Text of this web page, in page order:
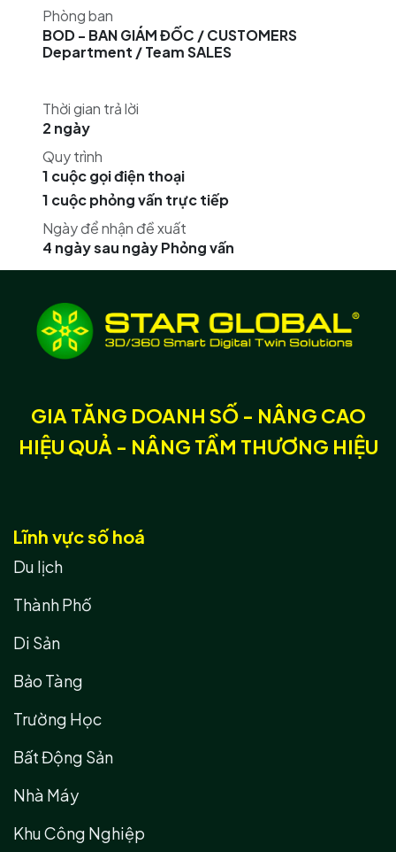
Phòng ban
BOD - BAN GIÁM ĐỐC / CUSTOMERS
Department / Team SALES
Thời gian trả lời
2 ngày
Quy trình
1 cuộc gọi điện thoại
1 cuộc phỏng vấn trực tiếp
Ngày để nhận đề xuất
4 ngày sau ngày Phỏng vấn
GIA TĂNG DOANH SỐ - NÂNG CAO
HIỆU QUẢ - NÂNG TẦM THƯƠNG HIỆU
Lĩnh vực số hoá
Du lịch
Thành Phố
Di Sản
Bảo Tàng
Trường Học
Bất Động Sản
Nhà Máy
Khu Công Nghiệp